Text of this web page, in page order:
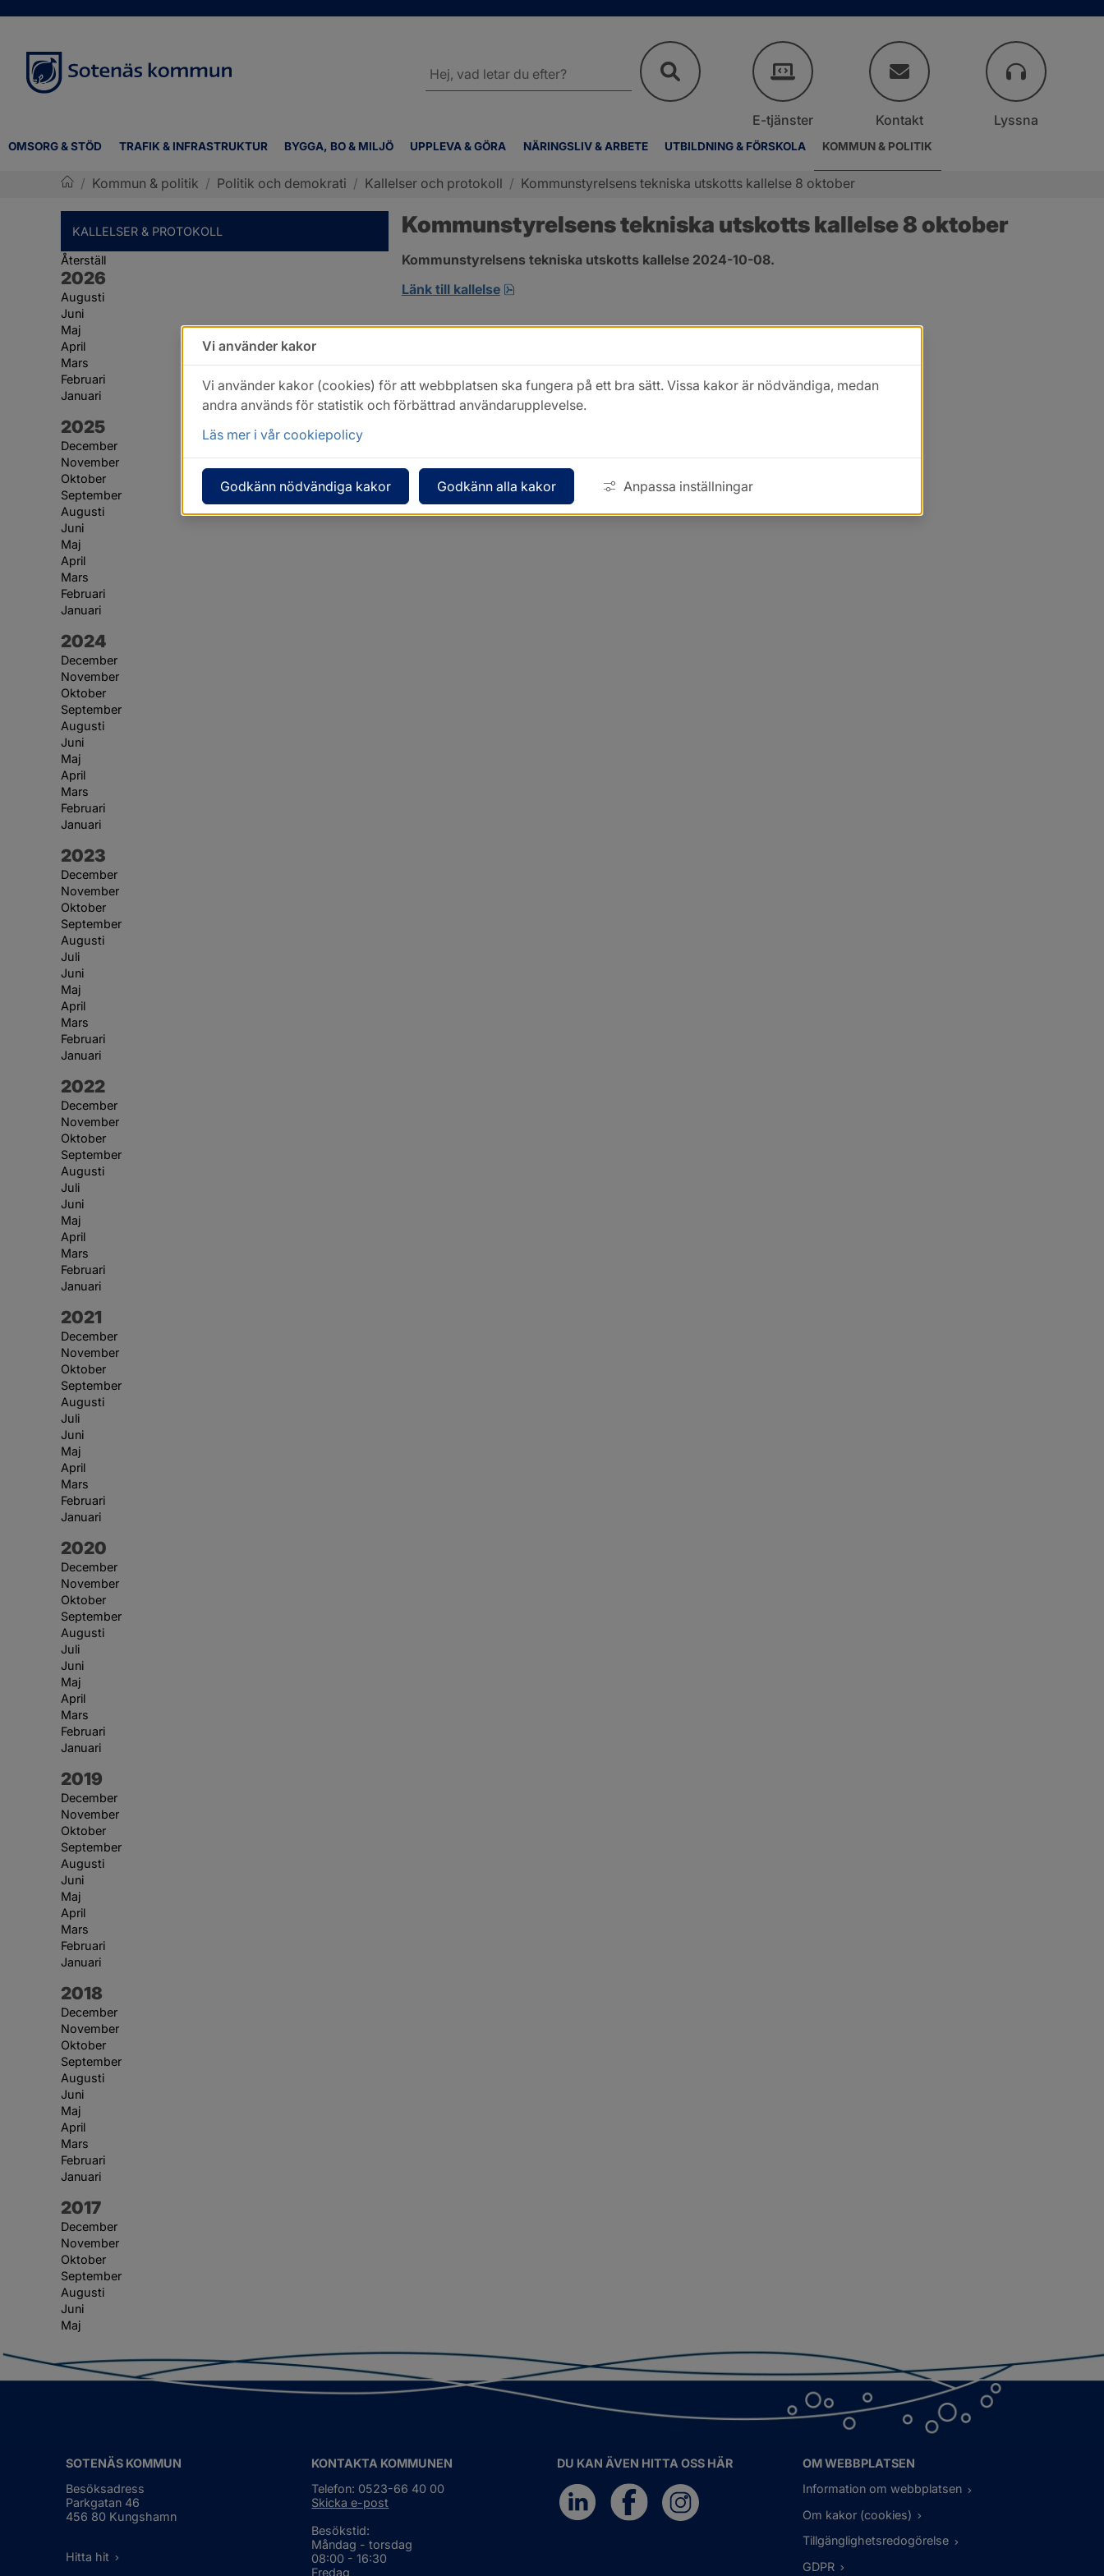
OMSORG & STÖD TRAFIK & INFRASTRUKTUR BYGGA, BO & MILJÖ UPPLEVA & GÖRA NÄRINGSLIV & ARBETE UTBILDNING & FÖRSKOLA KOMMUN & POLITIK
webbplatsen
E-tjänster Kontakt Lyssna
/ Kommun & politik / Politik och demokrati / Kallelser och protokoll / Kommunstyrelsens tekniska utskotts kallelse 8 oktober
KALLELSER & PROTOKOLL
Återställ
År:
2026
Augusti
Juni
Maj
April
Mars
Februari
Januari
År:
2025
December
November
Oktober
September
Augusti
Juni
Maj
April
Mars
Februari
Januari
År:
2024
December
November
Oktober
September
Augusti
Juni
Maj
April
Mars
Februari
Januari
År:
2023
December
November
Oktober
September
Augusti
Juli
Juni
Maj
April
Mars
Februari
Januari
År:
2022
December
November
Oktober
September
Augusti
Juli
Juni
Maj
April
Mars
Februari
Januari
År:
2021
December
November
Oktober
September
Augusti
Juli
Juni
Maj
April
Mars
Februari
Januari
År:
2020
December
November
Oktober
September
Augusti
Juli
Juni
Maj
April
Mars
Februari
Januari
År:
2019
December
November
Oktober
September
Augusti
Juni
Maj
April
Mars
Februari
Januari
År:
2018
December
November
Oktober
September
Augusti
Juni
Maj
April
Mars
Februari
Januari
År:
2017
December
November
Oktober
September
Augusti
Juni
Maj
Kommunstyrelsens tekniska utskotts kallelse 8 oktober
Kommunstyrelsens tekniska utskotts kallelse 2024-10-08.
Länk till kallelse
pdf, 134.7 kB, öppnas i nytt fönster.
SOTENÄS KOMMUN
Besöksadress
Parkgatan 46
456 80 Kungshamn
Hitta hit
KONTAKTA KOMMUNEN
Telefon: 0523-66 40 00
Skicka e-post
Besökstid:
Måndag - torsdag
08:00 - 16:30
Fredag
DU KAN ÄVEN HITTA OSS HÄR
OM WEBBPLATSEN
Information om webbplatsen
Om kakor (cookies)
Tillgänglighetsredogörelse
GDPR
Vi använder kakor
Vi använder kakor (cookies) för att webbplatsen ska fungera på ett bra sätt. Vissa kakor är nödvändiga, medan
andra används för statistik och förbättrad användarupplevelse.
Läs mer i vår cookiepolicy
Godkänn nödvändiga kakor Godkänn alla kakor Anpassa inställningar